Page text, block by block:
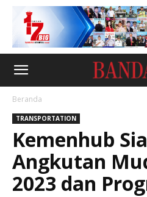
Beranda
TRANSPORTATION
Kemenhub
Angkutan
2023 dan